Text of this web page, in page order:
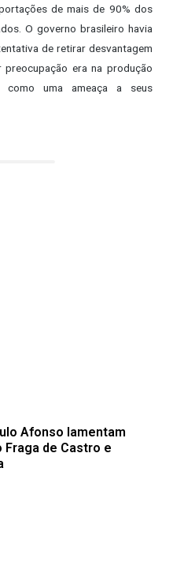
de mais de 90% dos
O governo brasileiro havia
de retirar desvantagem
era na produção
como uma ameaça a seus
Afonso lamentam
de Castro e